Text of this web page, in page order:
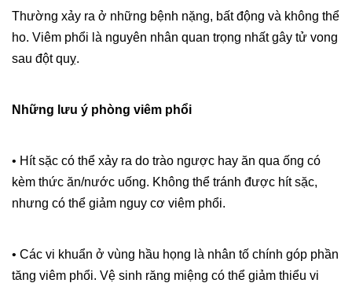
Thường xảy ra ở những bệnh nặng, bất động và không thể
ho. Viêm phổi là nguyên nhân quan trọng nhất gây tử vong
sau đột quỵ.
Những lưu ý phòng viêm phổi
• Hít sặc có thể xảy ra do trào ngược hay ăn qua ống có
kèm thức ăn/nước uống. Không thể tránh được hít sặc,
nhưng có thể giảm nguy cơ viêm phổi.
• Các vi khuẩn ở vùng hầu họng là nhân tố chính góp phần
tăng viêm phổi. Vệ sinh răng miệng có thể giảm thiểu vi